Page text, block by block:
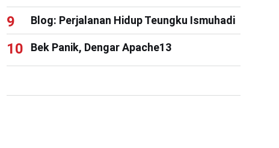
Blog: Perjalanan Hidup Teungku Ismuhadi
Bek Panik, Dengar Apache13